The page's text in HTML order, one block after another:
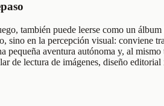
también puede leerse como un
sino en la percepción visual: conviene
pequeña aventura autónoma y, al
de lectura de imágenes, diseño